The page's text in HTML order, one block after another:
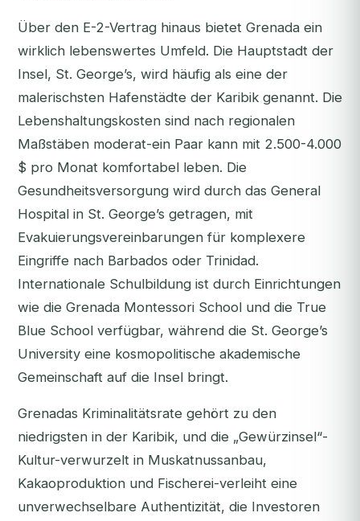
Über den E-2-Vertrag hinaus bietet Grenada ein
wirklich lebenswertes Umfeld. Die Hauptstadt der
Insel, St. George’s, wird häufig als eine der
malerischsten Hafenstädte der Karibik genannt. Die
Lebenshaltungskosten sind nach regionalen
Maßstäben moderat-ein Paar kann mit 2.500-4.000
$ pro Monat komfortabel leben. Die
Gesundheitsversorgung wird durch das General
Hospital in St. George’s getragen, mit
Evakuierungsvereinbarungen für komplexere
Eingriffe nach Barbados oder Trinidad.
Internationale Schulbildung ist durch Einrichtungen
wie die Grenada Montessori School und die True
Blue School verfügbar, während die St. George’s
University eine kosmopolitische akademische
Gemeinschaft auf die Insel bringt.
Grenadas Kriminalitätsrate gehört zu den
niedrigsten in der Karibik, und die „Gewürzinsel“-
Kultur-verwurzelt in Muskatnussanbau,
Kakaoproduktion und Fischerei-verleiht eine
unverwechselbare Authentizität, die Investoren